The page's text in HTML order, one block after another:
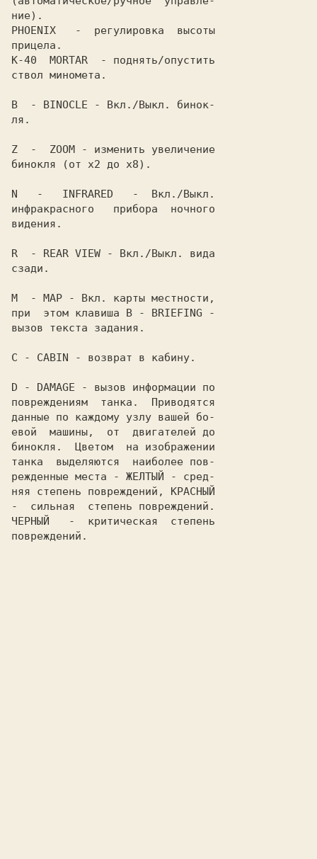
PHOENIX
   -  регулировка  высоты
K-40  MORTAR
  - поднять/опустить
ствол миномета.
B
  -
BINOCLE - Вкл./Выкл. бинок-
ля.
Z
  -
ZOOM - изменить увеличение
бинокля (от x2 до x8).
N
   -
INFRARED
   -  Вкл./Выкл.
инфракрасного   прибора  ночного
видения.
R
  -
REAR VIEW - Вкл./Выкл. вида
сзади.
M
  -
MAP - Вкл. карты местности,
при  этом клавиша B - BRIEFING -
вызов текста задания.
С - CABIN - возврат в кабину.
D - DAMAGE - вызов информации по
повреждениям  танка.  Приводятся
данные по каждому узлу вашей бо-
евой  машины,  от  двигателей до
бинокля.  Цветом  на изображении
танка  выделяются  наиболее пов-
режденные места - ЖЕЛТЫЙ - сред-
няя степень повреждений, КРАСНЫЙ
-  сильная  степень повреждений.
ЧЕРНЫЙ   -  критическая  степень
повреждений.